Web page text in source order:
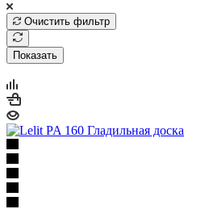
Очистить фильтр
Показать